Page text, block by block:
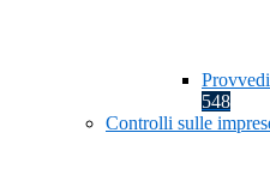
548
Controlli sulle